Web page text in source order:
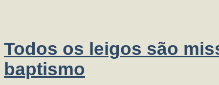
Todos os leigos são
baptismo